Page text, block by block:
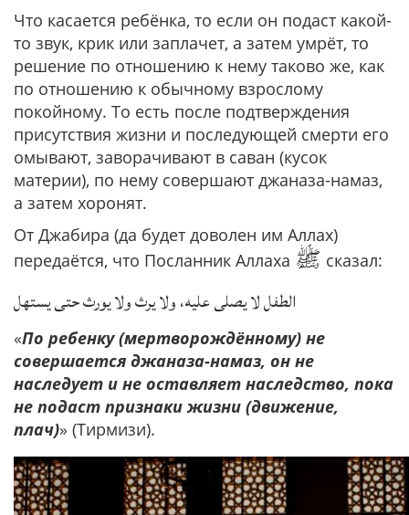
Что касается ребёнка, то если он подаст какой-
то звук, крик или заплачет, а затем умрёт, то
решение по отношению к нему таково же, как
по отношению к обычному взрослому
покойному. То есть после подтверждения
присутствия жизни и последующей смерти его
омывают, заворачивают в саван (кусок
материи), по нему совершают джаназа-намаз,
а затем хоронят.
От Джабира (да будет доволен им Аллах)
передаётся, что Посланник Аллаха ﷺ сказал:
الطفل لا يصلى عليه، ولا يرث ولا يورث حتى يستهل
«По ребенку (мертворождённому) не
совершается джаназа-намаз, он не
наследует и не оставляет наследство, пока
не подаст признаки жизни (движение,
плач)» (Тирмизи).